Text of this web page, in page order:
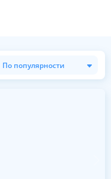
По популярности